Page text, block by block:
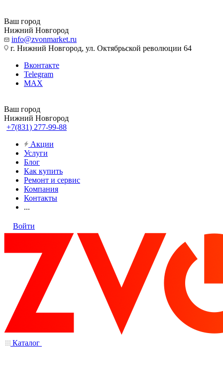
Ваш город
Нижний Новгород
info@zvonmarket.ru
г. Нижний Новгород, ул. Октябрьской революции 64
Вконтакте
Telegram
MAX
Ваш город
Нижний Новгород
+7(831) 277-99-88
Акции
Услуги
Блог
Как купить
Ремонт и сервис
Компания
Контакты
...
Войти
Каталог